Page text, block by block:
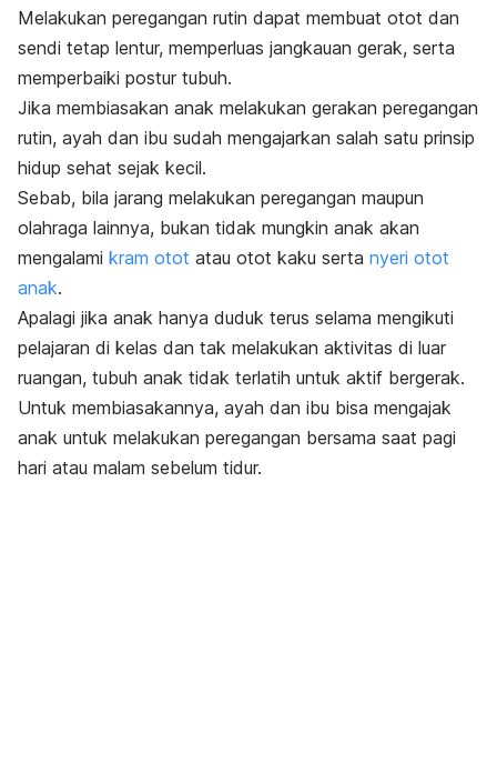
Melakukan peregangan rutin dapat membuat otot dan
sendi tetap lentur, memperluas jangkauan gerak, serta
memperbaiki postur tubuh.
Jika membiasakan anak melakukan gerakan peregangan
rutin, ayah dan ibu sudah mengajarkan salah satu prinsip
hidup sehat sejak kecil.
Sebab, bila jarang melakukan peregangan maupun
olahraga lainnya, bukan tidak mungkin anak akan
mengalami kram otot atau otot kaku serta nyeri otot
anak.
Apalagi jika anak hanya duduk terus selama mengikuti
pelajaran di kelas dan tak melakukan aktivitas di luar
ruangan, tubuh anak tidak terlatih untuk aktif bergerak.
Untuk membiasakannya, ayah dan ibu bisa mengajak
anak untuk melakukan peregangan bersama saat pagi
hari atau malam sebelum tidur.